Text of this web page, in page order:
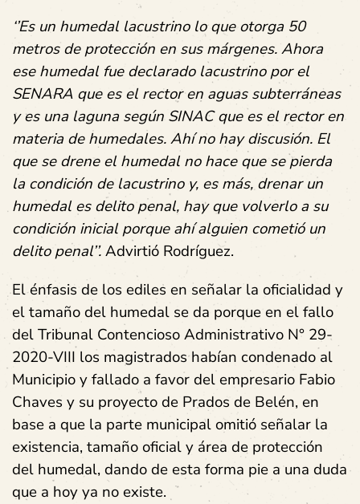
‘’Es un humedal lacustrino lo que otorga 50
metros de protección en sus márgenes. Ahora
ese humedal fue declarado lacustrino por el
SENARA que es el rector en aguas subterráneas
y es una laguna según SINAC que es el rector en
materia de humedales. Ahí no hay discusión. El
que se drene el humedal no hace que se pierda
la condición de lacustrino y, es más, drenar un
humedal es delito penal, hay que volverlo a su
condición inicial porque ahí alguien cometió un
delito penal’’.Advirtió Rodríguez.
El énfasis de los ediles en señalar la oficialidad y
el tamaño del humedal se da porque en el fallo
del Tribunal Contencioso Administrativo N° 29-
2020-VIII los magistrados habían condenado al
Municipio y fallado a favor del empresario Fabio
Chaves y su proyecto de Prados de Belén, en
base a que la parte municipal omitió señalar la
existencia, tamaño oficial y área de protección
del humedal, dando de esta forma pie a una duda
que a hoy ya no existe.